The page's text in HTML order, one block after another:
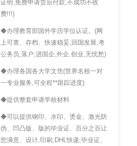
证明,免费申请货后付款,不成功不收
费!!!)
◆办理教育部国外学历学位认证。(网
上可查、存档、快速稳妥,回国发展,考
公务员,落户,进国企,外企,创业,无忧愁)
◆办理各国各大学文凭(世界名校一对
一专业服务,可全程**跟踪进度)
◆提供整套申请学校材料
◆可以提供钢印、水印、烫金、激光防
伪、凹凸版、版的毕业证、百分之百让
您满意、设计,印刷,DHL快递;毕业证、